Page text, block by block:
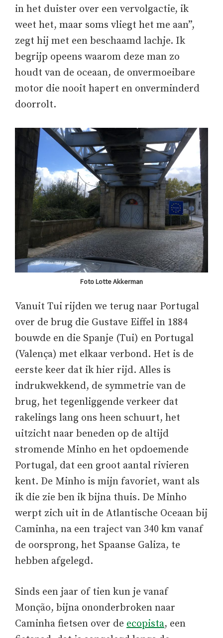
in het duister over een vervolgactie, ik
weet het, maar soms vliegt het me aan”,
zegt hij met een beschaamd lachje. Ik
begrijp opeens waarom deze man zo
houdt van de oceaan, de onvermoeibare
motor die nooit hapert en onverminderd
doorrolt.
Foto Lotte Akkerman
Vanuit Tui rijden we terug naar Portugal
over de brug die Gustave Eiffel in 1884
bouwde en die Spanje (Tui) en Portugal
(Valença) met elkaar verbond. Het is de
eerste keer dat ik hier rijd. Alles is
indrukwekkend, de symmetrie van de
brug, het tegenliggende verkeer dat
rakelings lang ons heen schuurt, het
uitzicht naar beneden op de altijd
stromende Minho en het opdoemende
Portugal, dat een groot aantal rivieren
kent. De Minho is mijn favoriet, want als
ik die zie ben ik bijna thuis. De Minho
werpt zich uit in de Atlantische Oceaan bij
Caminha, na een traject van 340 km vanaf
de oorsprong, het Spaanse Galiza, te
hebben afgelegd.
Sinds een jaar of tien kun je vanaf
Monção, bijna ononderbroken naar
Caminha fietsen over de ecopista, een